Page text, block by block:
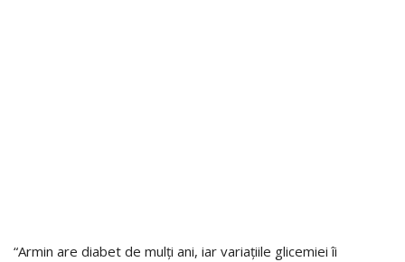
“Armin are diabet de mulți ani, iar variațiile glicemiei îi